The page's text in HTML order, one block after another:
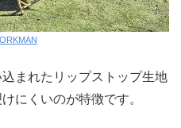
まれたリップストップ生地
にくいのが特徴です。